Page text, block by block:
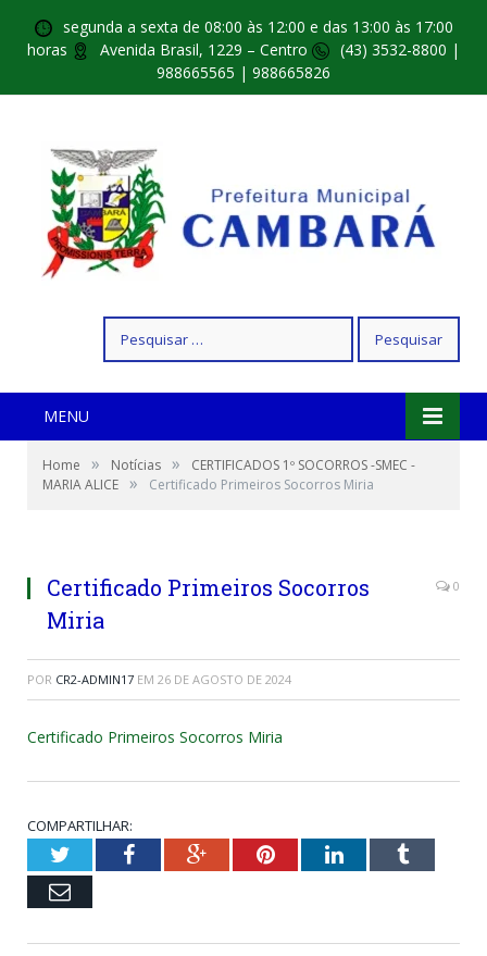
segunda a sexta de 08:00 às 12:00 e das 13:00 às 17:00
horas
Avenida Brasil, 1229 – Centro
(43) 3532-8800 |
988665565 | 988665826
por:
MENU
Home » Notícias »
CERTIFICADOS 1º SOCORROS -SMEC -
MARIA ALICE » Certificado Primeiros Socorros Miria
Certificado Primeiros Socorros
Miria
0
POR CR2-ADMIN17 EM 26 DE AGOSTO DE 2024
Certificado Primeiros Socorros Miria
COMPARTILHAR:
TwitterFacebookGoogle+PinterestLinkedInTumblr
Email